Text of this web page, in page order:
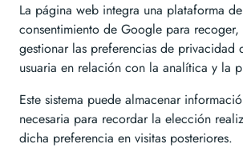
La página web integra una plataforma
consentimiento de Google para recoger,
gestionar las preferencias de privacidad
usuaria en relación con la analítica y la
Este sistema puede almacenar
necesaria para recordar la elección
dicha preferencia en visitas posteriores.